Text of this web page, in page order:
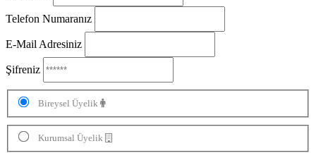
Telefon Numaranız
E-Mail Adresiniz
Şifreniz
Bireysel Üyelik
Kurumsal Üyelik